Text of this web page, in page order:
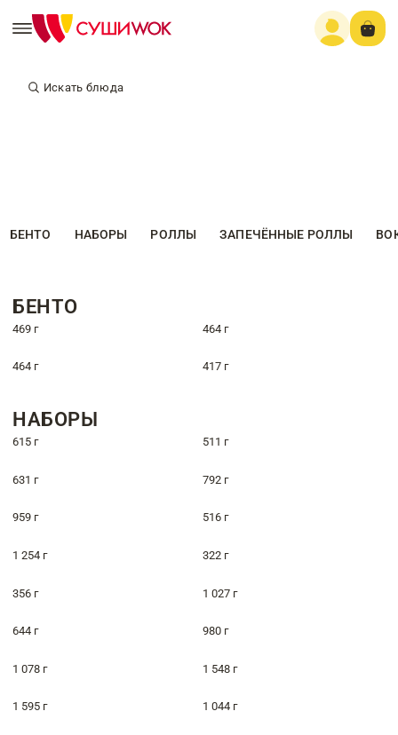
Искать блюда
БЕНТО НАБОРЫ РОЛЛЫ ЗАПЕЧЁННЫЕ РОЛЛЫ
БЕНТО
469 г 464 г
464 г 417 г
НАБОРЫ
615 г 511 г
631 г 792 г
959 г 516 г
1 254 г 322 г
356 г 1 027 г
644 г 980 г
1 078 г 1 548 г
1 595 г 1 044 г